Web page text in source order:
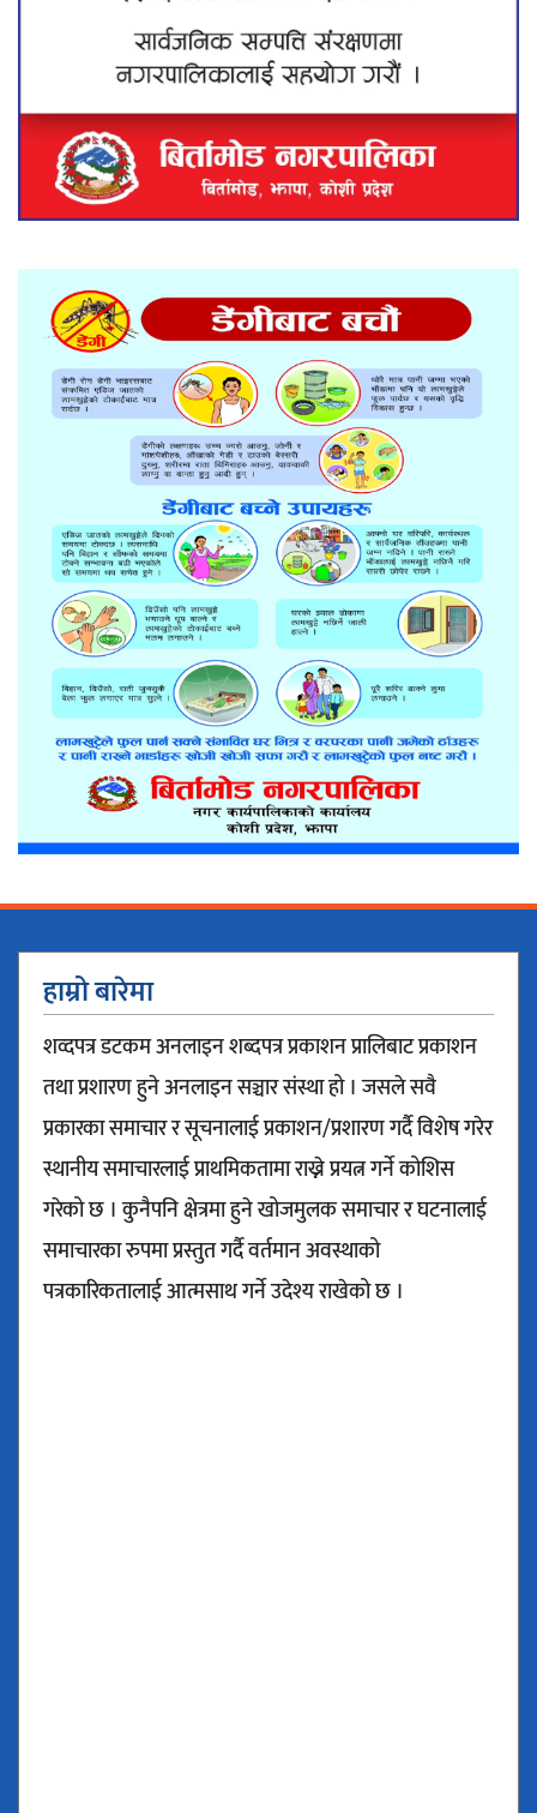
हाम्रो बारेमा
शव्दपत्र डटकम अनलाइन शब्दपत्र प्रकाशन प्रालिबाट प्रकाशन
तथा प्रशारण हुने अनलाइन सञ्चार संस्था हो । जसले सवै
प्रकारका समाचार र सूचनालाई प्रकाशन/प्रशारण गर्दै विशेष गरेर
स्थानीय समाचारलाई प्राथमिकतामा राख्ने प्रयत्न गर्ने कोशिस
गरेको छ । कुनैपनि क्षेत्रमा हुने खोजमुलक समाचार र घटनालाई
समाचारका रुपमा प्रस्तुत गर्दै वर्तमान अवस्थाको
पत्रकारिकतालाई आत्मसाथ गर्ने उदेश्य राखेको छ ।